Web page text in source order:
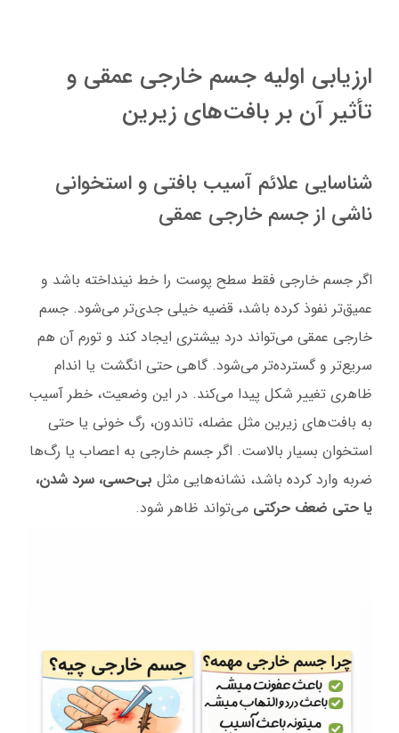
ارزیابی اولیه جسم خارجی عمقی و
تأثیر آن بر بافت‌های زیرین
شناسایی علائم آسیب بافتی و استخوانی
ناشی از جسم خارجی عمقی
اگر جسم خارجی فقط سطح پوست را خط نینداخته باشد و
عمیق‌تر نفوذ کرده باشد، قضیه خیلی جدی‌تر می‌شود. جسم
خارجی عمقی می‌تواند درد بیشتری ایجاد کند و تورم آن هم
سریع‌تر و گسترده‌تر می‌شود. گاهی حتی انگشت یا اندام
ظاهری تغییر شکل پیدا می‌کند. در این وضعیت، خطر آسیب
به بافت‌های زیرین مثل عضله، تاندون، رگ خونی یا حتی
استخوان بسیار بالاست. اگر جسم خارجی به اعصاب یا رگ‌ها
ضربه وارد کرده باشد، نشانه‌هایی مثل بی‌حسی، سرد شدن،
یا حتی ضعف حرکتی می‌تواند ظاهر شود.